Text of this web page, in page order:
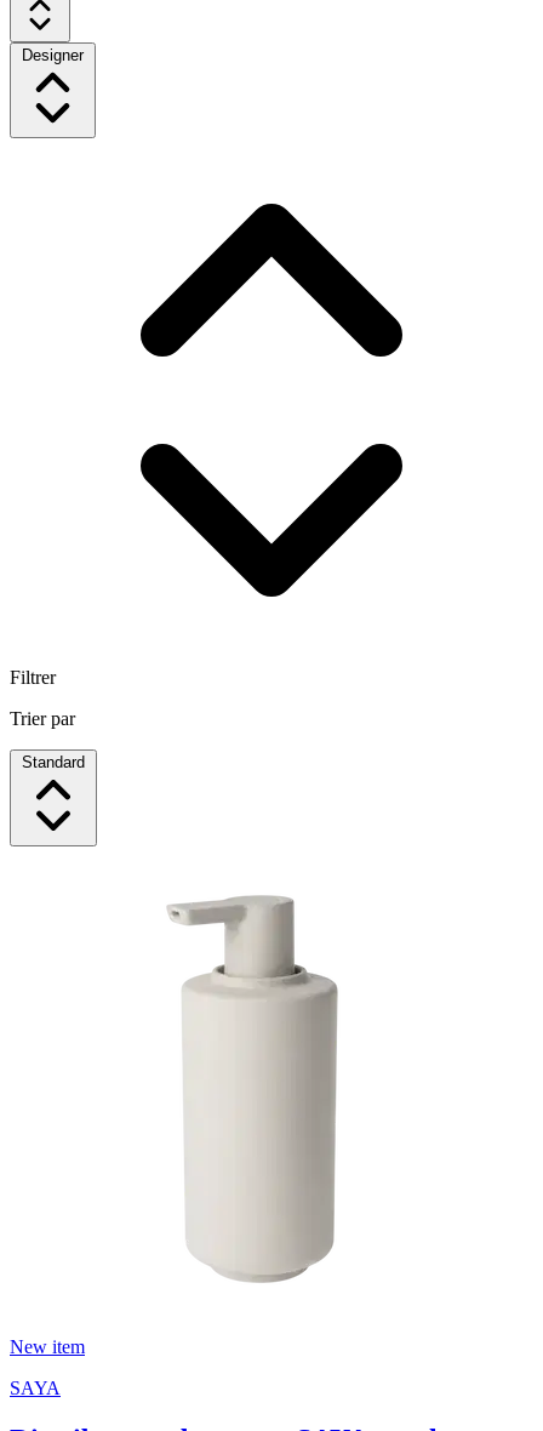
Designer
Filtrer
Trier par
Standard
New item
SAYA